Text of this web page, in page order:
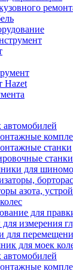
Hazet
автомобилей
станки
станки
для
азота,
для
измерения
для
для моек
автомобилей